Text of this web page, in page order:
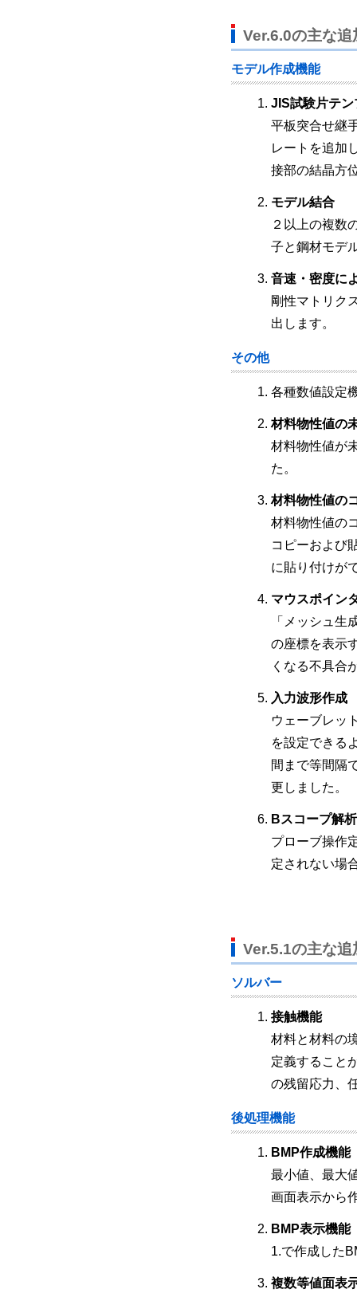
Ver.6.0の主な追
モデル作成機能
JIS試験片テン
平板突合せ継
レートを追加
接部の結晶方
モデル結合
２以上の複数
子と鋼材モデ
音速・密度に
剛性マトリク
出します。
その他
各種数値設定
材料物性値の
材料物性値が
た。
材料物性値の
材料物性値の
コピーおよび
に貼り付けが
マウスポイン
「メッシュ
の座標を表示
くなる不具合
入力波形作成
ウェーブレッ
を設定できる
間まで等間隔
更しました。
Bスコープ解析
プローブ操作
定されない場
Ver.5.1の主な追
ソルバー
接触機能
材料と材料の
定義すること
の残留応力、
後処理機能
BMP作成機能
最小値、最大
画面表示から
BMP表示機能
1.で作成した
複数等値面表